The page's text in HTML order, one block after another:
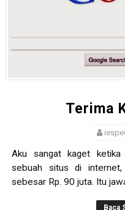
Terima
Aku sangat kaget ketika
sebuah situs di
sebesar Rp. 90 juta. Itu
Baca